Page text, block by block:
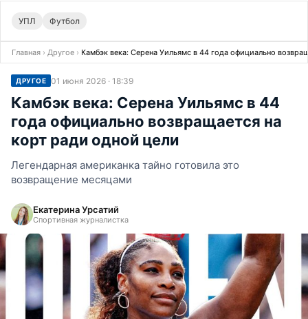
УПЛ Футбол
Главная › Другое › Камбэк века: Серена Уильямс в 44 года официально
ДРУГОЕ 01 июня 2026 · 18:39
Камбэк века: Серена Уильямс в 44
года официально возвращается на
корт ради одной цели
Легендарная американка тайно готовила это
возвращение месяцами
Екатерина Урсатий
Спортивная журналистка